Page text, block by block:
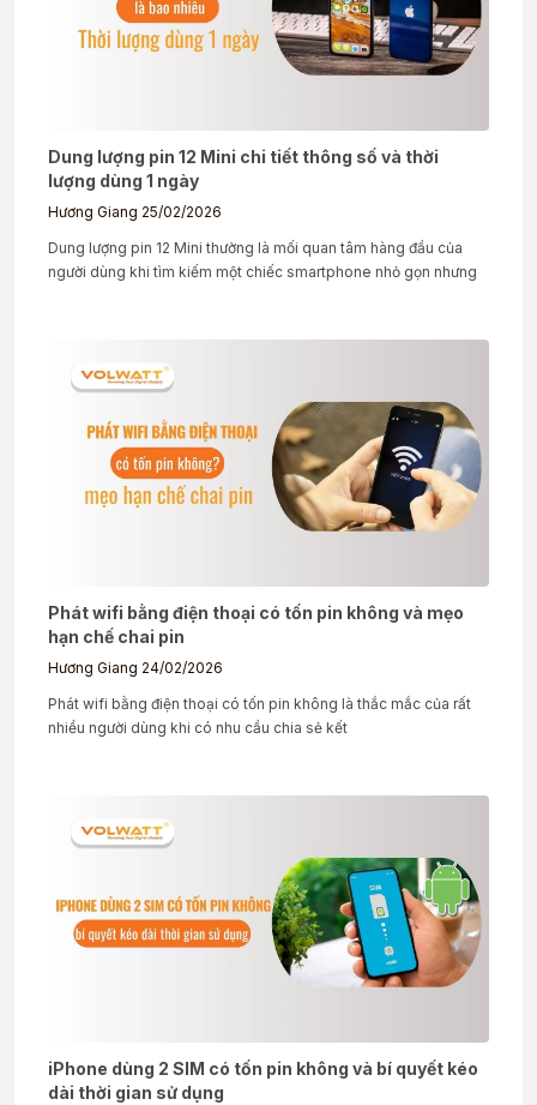
Dung lượng pin 12 Mini chi tiết thông số và thời
lượng dùng 1 ngày
Hương Giang 25/02/2026
Dung lượng pin 12 Mini thường là mối quan tâm hàng đầu của
người dùng khi tìm kiếm một chiếc smartphone nhỏ gọn nhưng
Phát wifi bằng điện thoại có tốn pin không và mẹo
hạn chế chai pin
Hương Giang 24/02/2026
Phát wifi bằng điện thoại có tốn pin không là thắc mắc của rất
nhiều người dùng khi có nhu cầu chia sẻ kết
iPhone dùng 2 SIM có tốn pin không và bí quyết kéo
dài thời gian sử dụng